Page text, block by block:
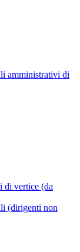
amministrativi di
di vertice (da
(dirigenti non